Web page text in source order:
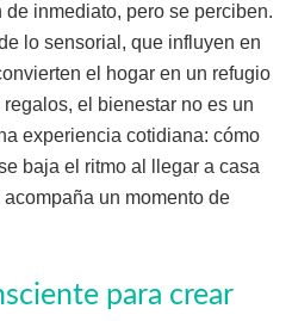
inmediato, pero se perciben.
lo sensorial, que influyen en
el hogar en un refugio
el bienestar no es un
experiencia cotidiana: cómo
baja el ritmo al llegar a casa
un momento de
para crear